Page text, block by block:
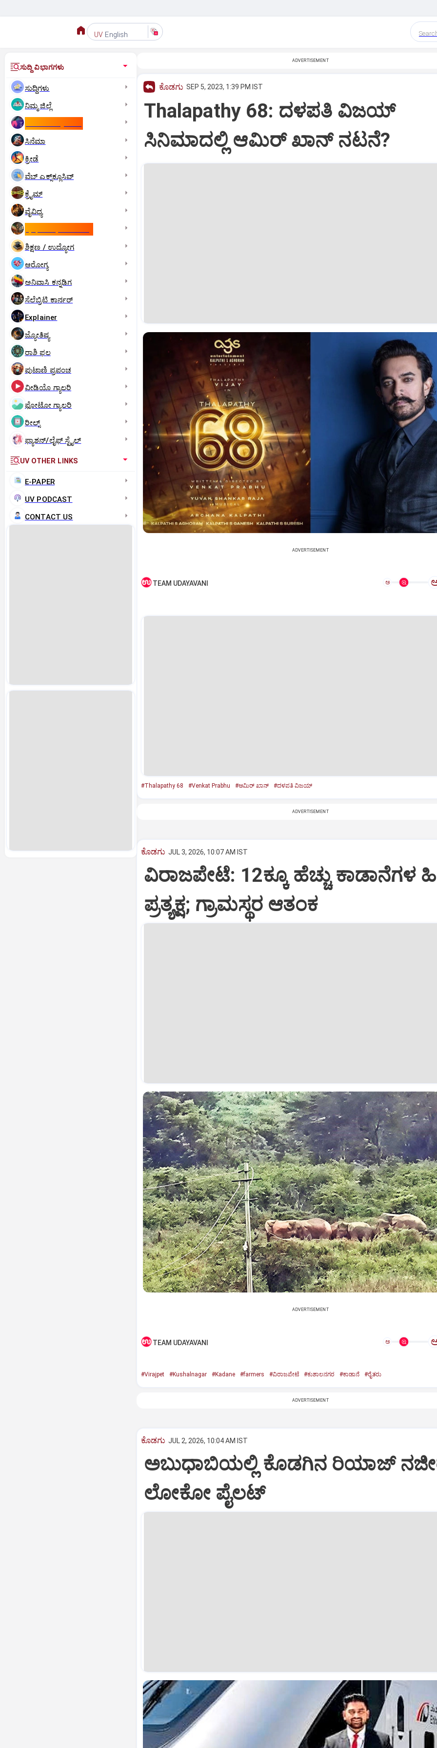
UV English
ಸುದ್ದಿ ವಿಭಾಗಗಳು
ಸುದ್ದಿಗಳು
ನಿಮ್ಮ ಜಿಲ್ಲೆ
ಸಿನೆಮಾ
ಕ್ರೀಡೆ
ವೆಬ್ ಎಕ್ಸ್‌ಕ್ಲೂಸಿವ್
ಕ್ರೈಮ್
ವೈವಿಧ್ಯ
ಶಿಕ್ಷಣ / ಉದ್ಯೋಗ
ಆರೋಗ್ಯ
ಅನಿವಾಸಿ ಕನ್ನಡಿಗ
ಸೆಲೆಬ್ರಿಟಿ ಕಾರ್ನರ್‌
Explainer
ಜ್ಯೋತಿಷ್ಯ
ರಾಶಿ ಫಲ
ಪುಟಾಣಿ ಪ್ರಪಂಚ
ವೀಡಿಯೊ ಗ್ಯಾಲರಿ
ಫೋಟೋ ಗ್ಯಾಲರಿ
ರೀಲ್ಸ್
ಫ್ಯಾಶನ್/ಲೈಫ್‌ ಸ್ಟೈಲ್
UV OTHER LINKS
E-PAPER
UV PODCAST
CONTACT US
ADVERTISEMENT
ಕೊಡಗು SEP 5, 2023, 1:39 PM IST
Thalapathy 68: ದಳಪತಿ ವಿಜಯ್
ಸಿನಿಮಾದಲ್ಲಿ ಆಮಿರ್‌ ಖಾನ್‌ ನಟನೆ?
ADVERTISEMENT
TEAM UDAYAVANI ಅ
#Thalapathy 68 #Venkat Prabhu #ಆಮಿರ್‌ ಖಾನ್‌ #ದಳಪತಿ ವಿಜಯ್
ADVERTISEMENT
ಕೊಡಗು JUL 3, 2026, 10:07 AM IST
ವಿರಾಜಪೇಟೆ: 12ಕ್ಕೂ ಹೆಚ್ಚು ಕಾಡಾನೆಗಳ
ಪ್ರತ್ಯಕ್ಷ; ಗ್ರಾಮಸ್ಥರ ಆತಂಕ
ADVERTISEMENT
TEAM UDAYAVANI ಅ
#Virajpet #Kushalnagar #Kadane #farmers #ವಿರಾಜಪೇಟೆ #ಕುಶಾಲನಗರ #ಕಾಡಾನೆ #ರೈತರು
ADVERTISEMENT
ಕೊಡಗು JUL 2, 2026, 10:04 AM IST
ಅಬುಧಾಬಿಯಲ್ಲಿ ಕೊಡಗಿನ ರಿಯಾಜ್‌
ಲೋಕೋ ಪೈಲಟ್‌